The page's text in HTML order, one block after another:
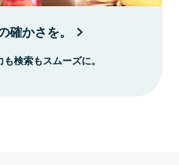
確かさを。
検索もスムーズに。